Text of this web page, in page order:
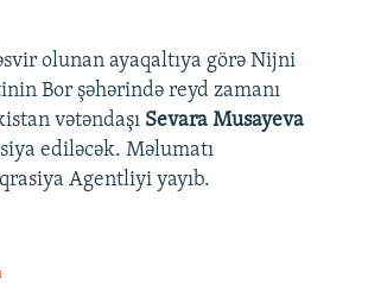
olunan ayaqaltıya görə Nijni
Bor şəhərində reyd zamanı
vətəndaşı Sevara Musayeva
ediləcək. Məlumatı
Agentliyi yayıb.